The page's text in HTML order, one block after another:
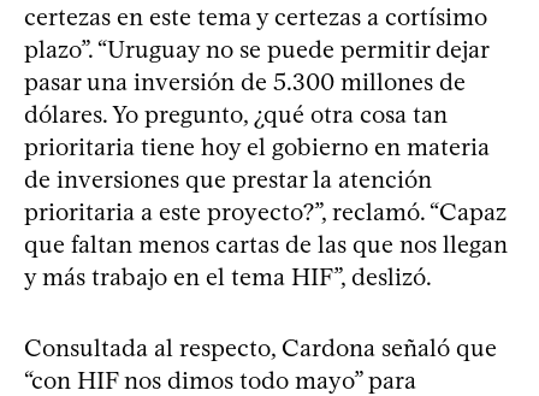
certezas en este tema y certezas a cortísimo
plazo”. “Uruguay no se puede permitir dejar
pasar una inversión de 5.300 millones de
dólares. Yo pregunto, ¿qué otra cosa tan
prioritaria tiene hoy el gobierno en materia
de inversiones que prestar la atención
prioritaria a este proyecto?”, reclamó. “Capaz
que faltan menos cartas de las que nos llegan
y más trabajo en el tema HIF”, deslizó.
Consultada al respecto, Cardona señaló que
“con HIF nos dimos todo mayo” para